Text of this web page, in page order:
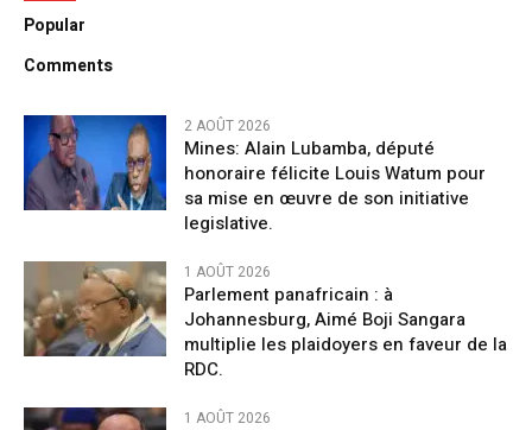
Popular
Comments
2 AOÛT 2026
Mines: Alain Lubamba, député
honoraire félicite Louis Watum pour
sa mise en œuvre de son initiative
legislative.
1 AOÛT 2026
Parlement panafricain : à
Johannesburg, Aimé Boji Sangara
multiplie les plaidoyers en faveur de la
RDC.
1 AOÛT 2026